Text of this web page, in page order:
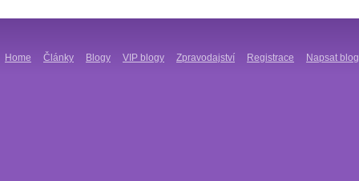
Home Články Blogy VIP blogy Zpravodajství Registrace Napsat blog